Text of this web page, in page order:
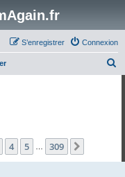
Connexion
S’enregistrer
c
4 5 309